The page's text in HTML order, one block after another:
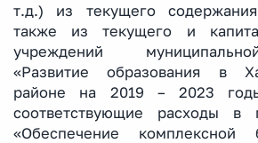
т.д.) из текущего
также из текущего и
учреждений
«Развитие образования в
районе на 2019 – 2023
соответствующие расходы в
«Обеспечение комплексной